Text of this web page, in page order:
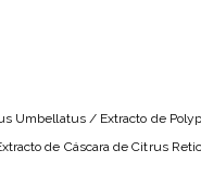
Umbellatus / Extracto de
de Cáscara de Citrus